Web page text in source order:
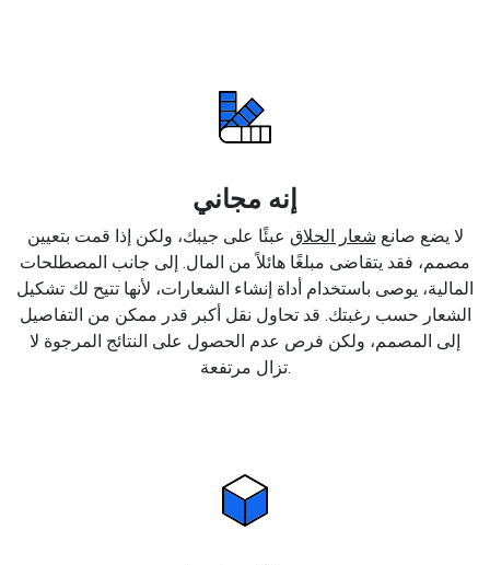
إنه مجاني
لا يضع صانع شعار الحلاق عبئًا على جيبك، ولكن إذا قمت بتعيين
مصمم، فقد يتقاضى مبلغًا هائلاً من المال. إلى جانب المصطلحات
المالية، يوصى باستخدام أداة إنشاء الشعارات، لأنها تتيح لك تشكيل
الشعار حسب رغبتك. قد تحاول نقل أكبر قدر ممكن من التفاصيل
إلى المصمم، ولكن فرص عدم الحصول على النتائج المرجوة لا
تزال مرتفعة.